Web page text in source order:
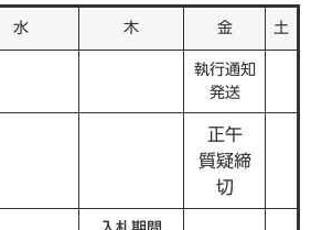
水 木 金 土
執行通知
発送
正午
質疑締
切